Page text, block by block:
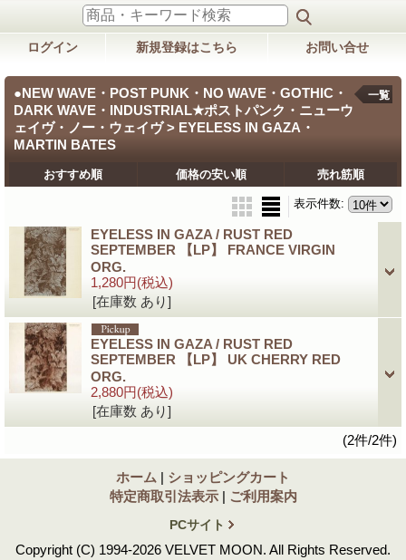
ログイン 新規登録はこちら お問い合せ
●NEW WAVE・POST PUNK・NO WAVE・GOTHIC・
DARK WAVE・INDUSTRIAL★ポストパンク・ニューウ
ェイヴ・ノー・ウェイヴ > EYELESS IN GAZA・
MARTIN BATES
一覧
おすすめ順 価格の安い順 売れ筋順
表示件数:
EYELESS IN GAZA / RUST RED
SEPTEMBER 【LP】 FRANCE VIRGIN
ORG.
1,280円(税込)
[在庫数 あり]
EYELESS IN GAZA / RUST RED
SEPTEMBER 【LP】 UK CHERRY RED
ORG.
2,880円(税込)
[在庫数 あり]
(2件/2件)
ホーム | ショッピングカート
特定商取引法表示 | ご利用案内
PCサイト
Copyright (C) 1994-2026 VELVET MOON. All Rights Reserved.